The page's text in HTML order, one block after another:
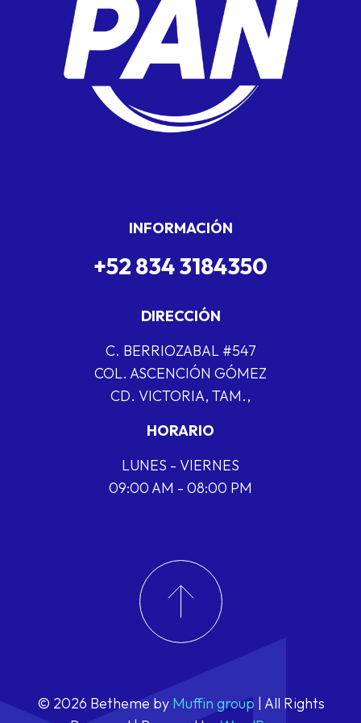
INFORMACIÓN
+52 834 3184350
DIRECCIÓN
C. BERRIOZABAL #547
COL. ASCENCIÓN GÓMEZ
CD. VICTORIA, TAM.,
HORARIO
LUNES - VIERNES
09:00 AM - 08:00 PM
© 2026 Betheme by Muffin group | All Rights